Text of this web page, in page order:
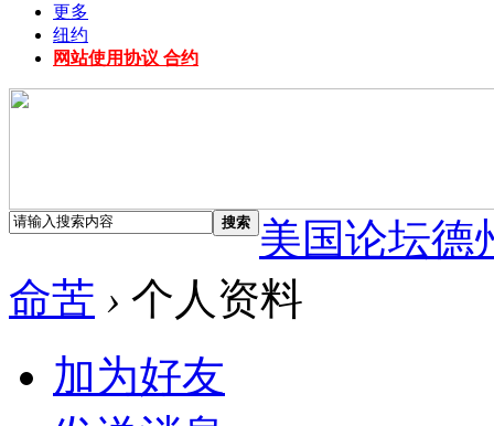
更多
纽约
网站使用协议 合约
搜索
美国论坛德
命苦 › 个人资料
加为好友